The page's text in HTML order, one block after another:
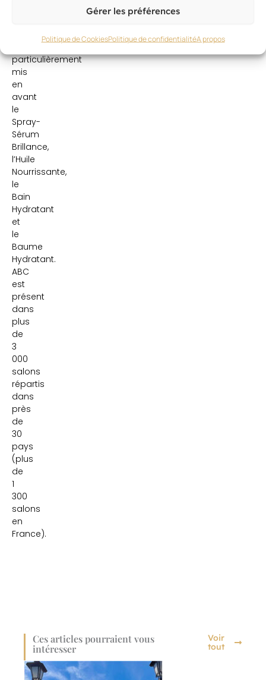
Gérer les préférences
Politique de CookiesPolitique de confidentialitéA propos
Belgrade.
particulièrement
mis
en
avant
le
Spray-
Sérum
Brillance,
l’Huile
Nourrissante,
le
Bain
Hydratant
et
le
Baume
Hydratant.
ABC
est
présent
dans
plus
de
3
000
salons
répartis
dans
près
de
30
pays
(plus
de
1
300
salons
en
France).
Ces articles pourraient vous
intéresser
Voir
tout